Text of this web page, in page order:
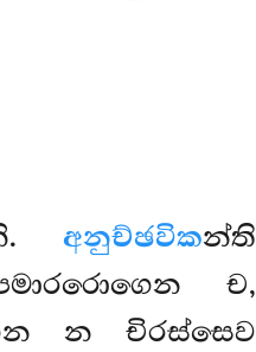
අනුච්ඡවිකන්ති
ච,
න චිරස්සෙව